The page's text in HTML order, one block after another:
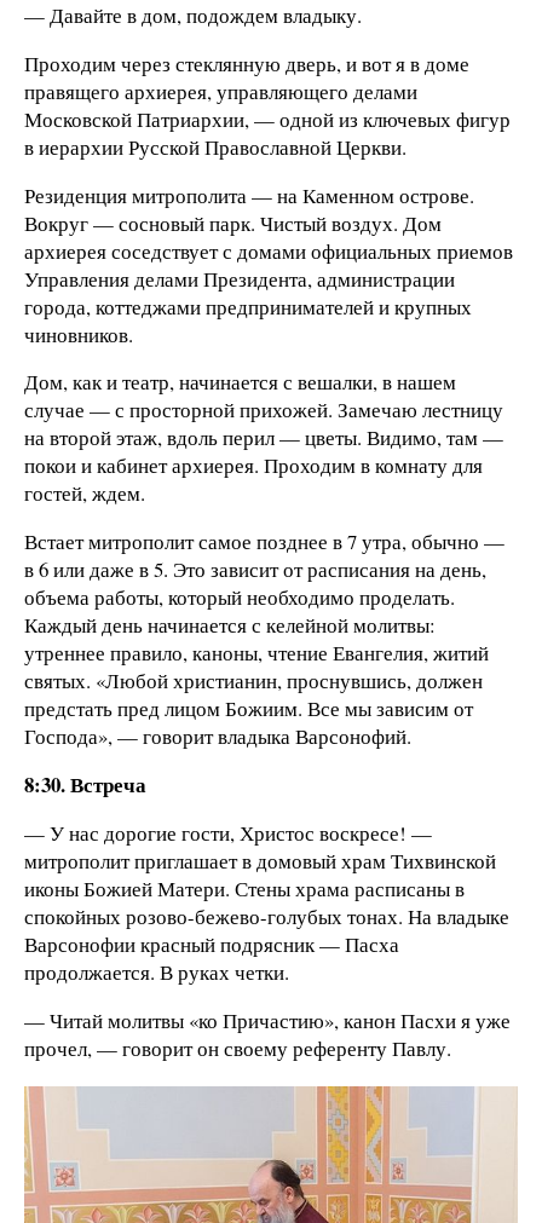
— Давайте в дом, подождем владыку.
Проходим через стеклянную дверь, и вот я в доме
правящего архиерея, управляющего делами
Московской Патриархии, — одной из ключевых фигур
в иерархии Русской Православной Церкви.
Резиденция митрополита — на Каменном острове.
Вокруг — сосновый парк. Чистый воздух. Дом
архиерея соседствует с домами официальных приемов
Управления делами Президента, администрации
города, коттеджами предпринимателей и крупных
чиновников.
Дом, как и театр, начинается с вешалки, в нашем
случае — с просторной прихожей. Замечаю лестницу
на второй этаж, вдоль перил — цветы. Видимо, там —
покои и кабинет архиерея. Проходим в комнату для
гостей, ждем.
Встает митрополит самое позднее в 7 утра, обычно —
в 6 или даже в 5. Это зависит от расписания на день,
объема работы, который необходимо проделать.
Каждый день начинается с келейной молитвы:
утреннее правило, каноны, чтение Евангелия, житий
святых. «Любой христианин, проснувшись, должен
предстать пред лицом Божиим. Все мы зависим от
Господа», — говорит владыка Варсонофий.
8:30. Встреча
— У нас дорогие гости, Христос воскресе! —
митрополит приглашает в домовый храм Тихвинской
иконы Божией Матери. Стены храма расписаны в
спокойных розово-бежево-голубых тонах. На владыке
Варсонофии красный подрясник — Пасха
продолжается. В руках четки.
— Читай молитвы «ко Причастию», канон Пасхи я уже
прочел, — говорит он своему референту Павлу.